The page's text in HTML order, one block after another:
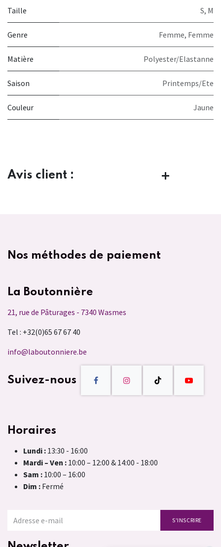
Taille S, M
Genre Femme, Femme
Matière Polyester/Elastanne
Saison Printemps/Ete
Couleur Jaune
Avis client :
Nos méthodes de paiement
La Boutonnière
21, rue de Pâturages - 7340 Wasmes
Tel : +32(0)65 67 67 40
info@laboutonniere.be
Suivez-nous
Horaires
Lundi : 13:30 - 16:00
Mardi – Ven : 10:00 – 12:00 & 14:00 - 18:00
Sam : 10:00 – 16:00
Dim : Fermé
S'INSCRIRE